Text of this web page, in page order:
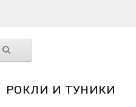
РОКЛИ И ТУНИКИ